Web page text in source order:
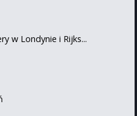
w Londynie i Rijks...